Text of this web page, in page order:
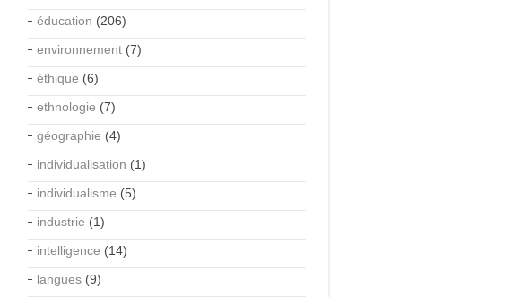
éducation (206)
environnement (7)
éthique (6)
ethnologie (7)
géographie (4)
individualisation (1)
individualisme (5)
industrie (1)
intelligence (14)
langues (9)